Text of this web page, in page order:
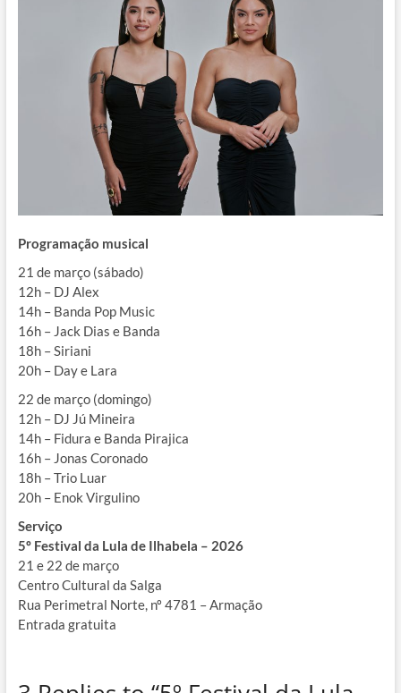
Programação musical
21 de março (sábado)
12h – DJ Alex
14h – Banda Pop Music
16h – Jack Dias e Banda
18h – Siriani
20h – Day e Lara
22 de março (domingo)
12h – DJ Jú Mineira
14h – Fidura e Banda Pirajica
16h – Jonas Coronado
18h – Trio Luar
20h – Enok Virgulino
Serviço
5º Festival da Lula de Ilhabela – 2026
21 e 22 de março
Centro Cultural da Salga
Rua Perimetral Norte, nº 4781 – Armação
Entrada gratuita